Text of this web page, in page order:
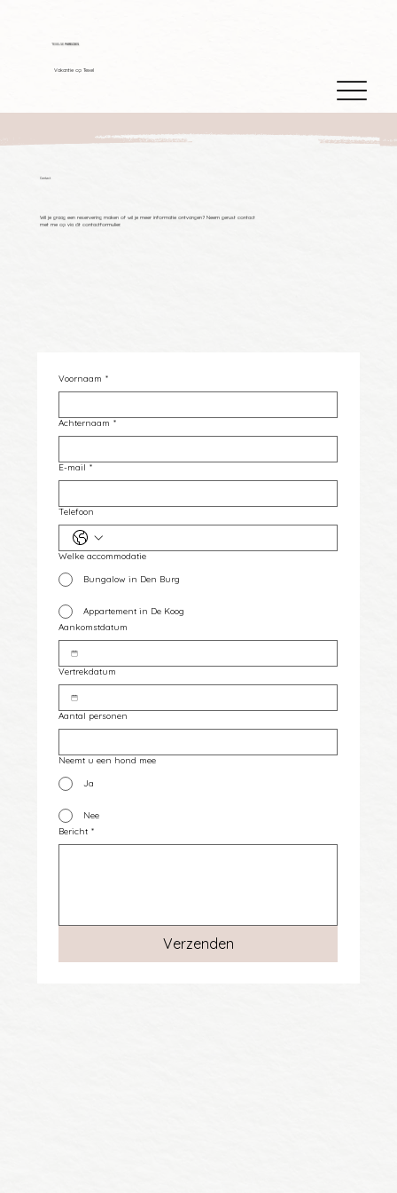
TEXELSEPARELTJES
Vakantie op Texel
Voornaam *
Achternaam *
E-mail *
Telefoon
Welke accommodatie
Bungalow in Den Burg
Appartement in De Koog
Aankomstdatum
Vertrekdatum
Aantal personen
Neemt u een hond mee
Ja
Nee
Bericht *
Verzenden
Wil je graag een reservering maken of wil je meer informatie ontvangen? Neem gerust contact
met me op via dit contactformulier.
Contact